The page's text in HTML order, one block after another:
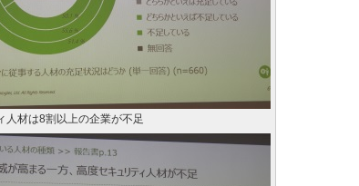
人材は8割以上の企業が不足